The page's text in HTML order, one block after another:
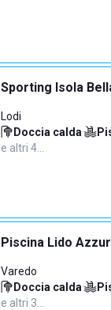
Sporting Isola
Lodi
Doccia calda·
e altri 4…
Piscina Lido
Varedo
Doccia calda·
e altri 3…